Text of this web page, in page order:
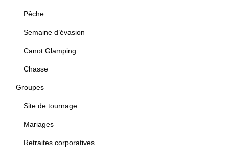
Pêche
Semaine d’évasion
Canot Glamping
Chasse
Groupes
Site de tournage
Mariages
Retraites corporatives